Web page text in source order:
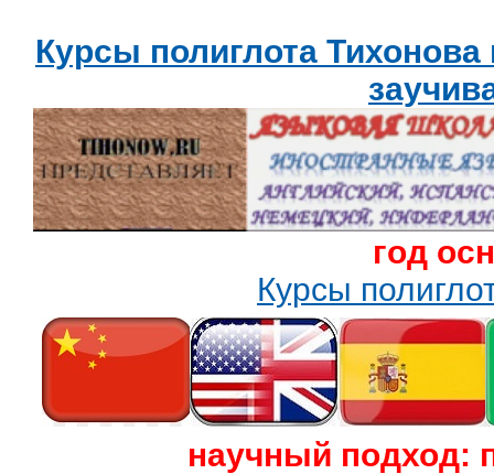
Курсы полиглота
год
Курсы
научный подход: